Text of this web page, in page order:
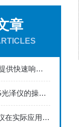
章
梅特勒V30S可提供快速响应的质量测量通道
NOVO-GLOSS光泽仪的操作与运维规范
E910激光测平仪在实际应用场景中的作用体现